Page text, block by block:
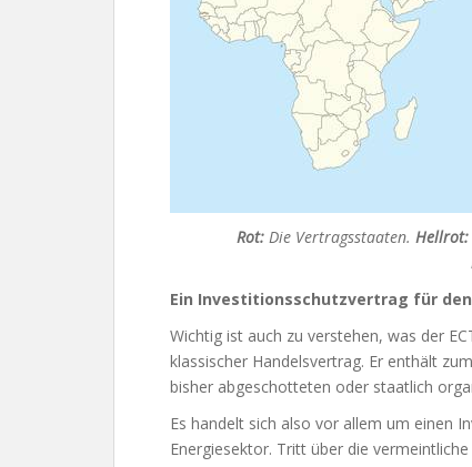
Rot: Die Vertragsstaaten. Hellrot:
Ein Investitionsschutzvertrag für
Wichtig ist auch zu verstehen, was der
klassischer Handelsvertrag. Er enthält
bisher abgeschotteten oder staatlich
Es handelt sich also vor allem um einen
Energiesektor. Tritt über die